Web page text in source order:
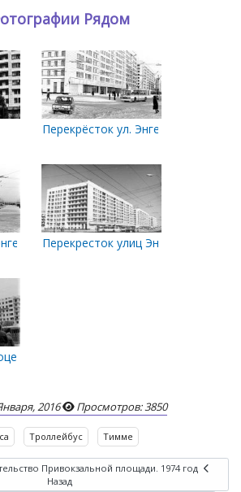
Рядом
Перекрёсток ул. Энгельса - ул.
- ул. Тимме. 1975 год
Перекресток улиц Энгельса и
строительства
2016 Просмотров: 3850
Троллейбус Тимме
Привокзальной площади. 1974 год
Назад